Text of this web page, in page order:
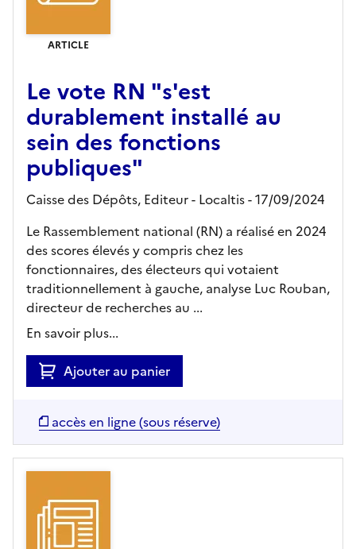
ARTICLE
Le vote RN "s'est
durablement installé au
sein des fonctions
publiques"
Caisse des Dépôts, Editeur- Localtis- 17/09/2024
Le Rassemblement national (RN) a réalisé en 2024
des scores élevés y compris chez les
fonctionnaires, des électeurs qui votaient
traditionnellement à gauche, analyse Luc Rouban,
directeur de recherches au ...
En savoir plus...
Ajouter au panier
accès en ligne (sous réserve)